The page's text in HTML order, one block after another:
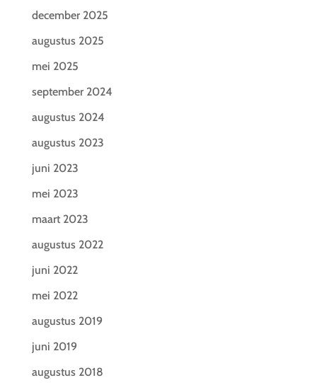
december 2025
augustus 2025
mei 2025
september 2024
augustus 2024
augustus 2023
juni 2023
mei 2023
maart 2023
augustus 2022
juni 2022
mei 2022
augustus 2019
juni 2019
augustus 2018